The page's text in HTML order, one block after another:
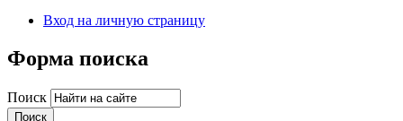
Вход на личную страницу
Форма поиска
Поиск